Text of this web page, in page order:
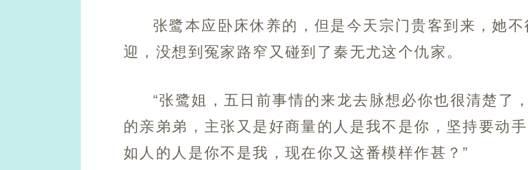
张鹭本应卧床休养的，但是今天宗门贵客到来，她
迎，没想到冤家路窄又碰到了秦无尤这个仇家。
“张鹭姐，五日前事情的来龙去脉想必你也很清楚了
的亲弟弟，主张又是好商量的人是我不是你，坚持要动
如人的人是你不是我，现在你又这番模样作甚？”